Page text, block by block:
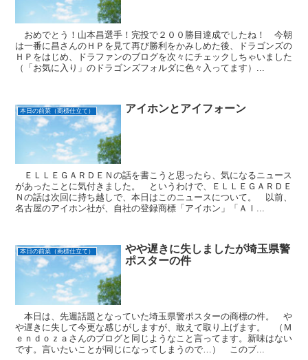
おめでとう！山本昌選手！完投で２００勝目達成でしたね！ 今朝
は一番に昌さんのＨＰを見て再び勝利をかみしめた後、ドラゴンズの
ＨＰをはじめ、ドラファンのブログを次々にチェックしちゃいました
（「お気に入り」のドラゴンズフォルダに色々入ってます）...
本日の前菜（商標仕立て） アイホンとアイフォーン
ＥＬＬＥＧＡＲＤＥＮの話を書こうと思ったら、気になるニュース
があったことに気付きました。 というわけで、ＥＬＬＥＧＡＲＤＥ
Ｎの話は次回に持ち越しで、本日はこのニュースについて。 以前、
名古屋のアイホン社が、自社の登録商標「アイホン」「ＡＩ...
本日の前菜（商標仕立て）
やや遅きに失しましたが埼玉県警
ポスターの件
本日は、先週話題となっていた埼玉県警ポスターの商標の件。 や
や遅きに失して今更な感じがしますが、敢えて取り上げます。 （Ｍ
ｅｎｄｏｚａさんのブログと同じようなこと言ってます。新味はない
です。言いたいことが同じになってしまうので…） このブ...